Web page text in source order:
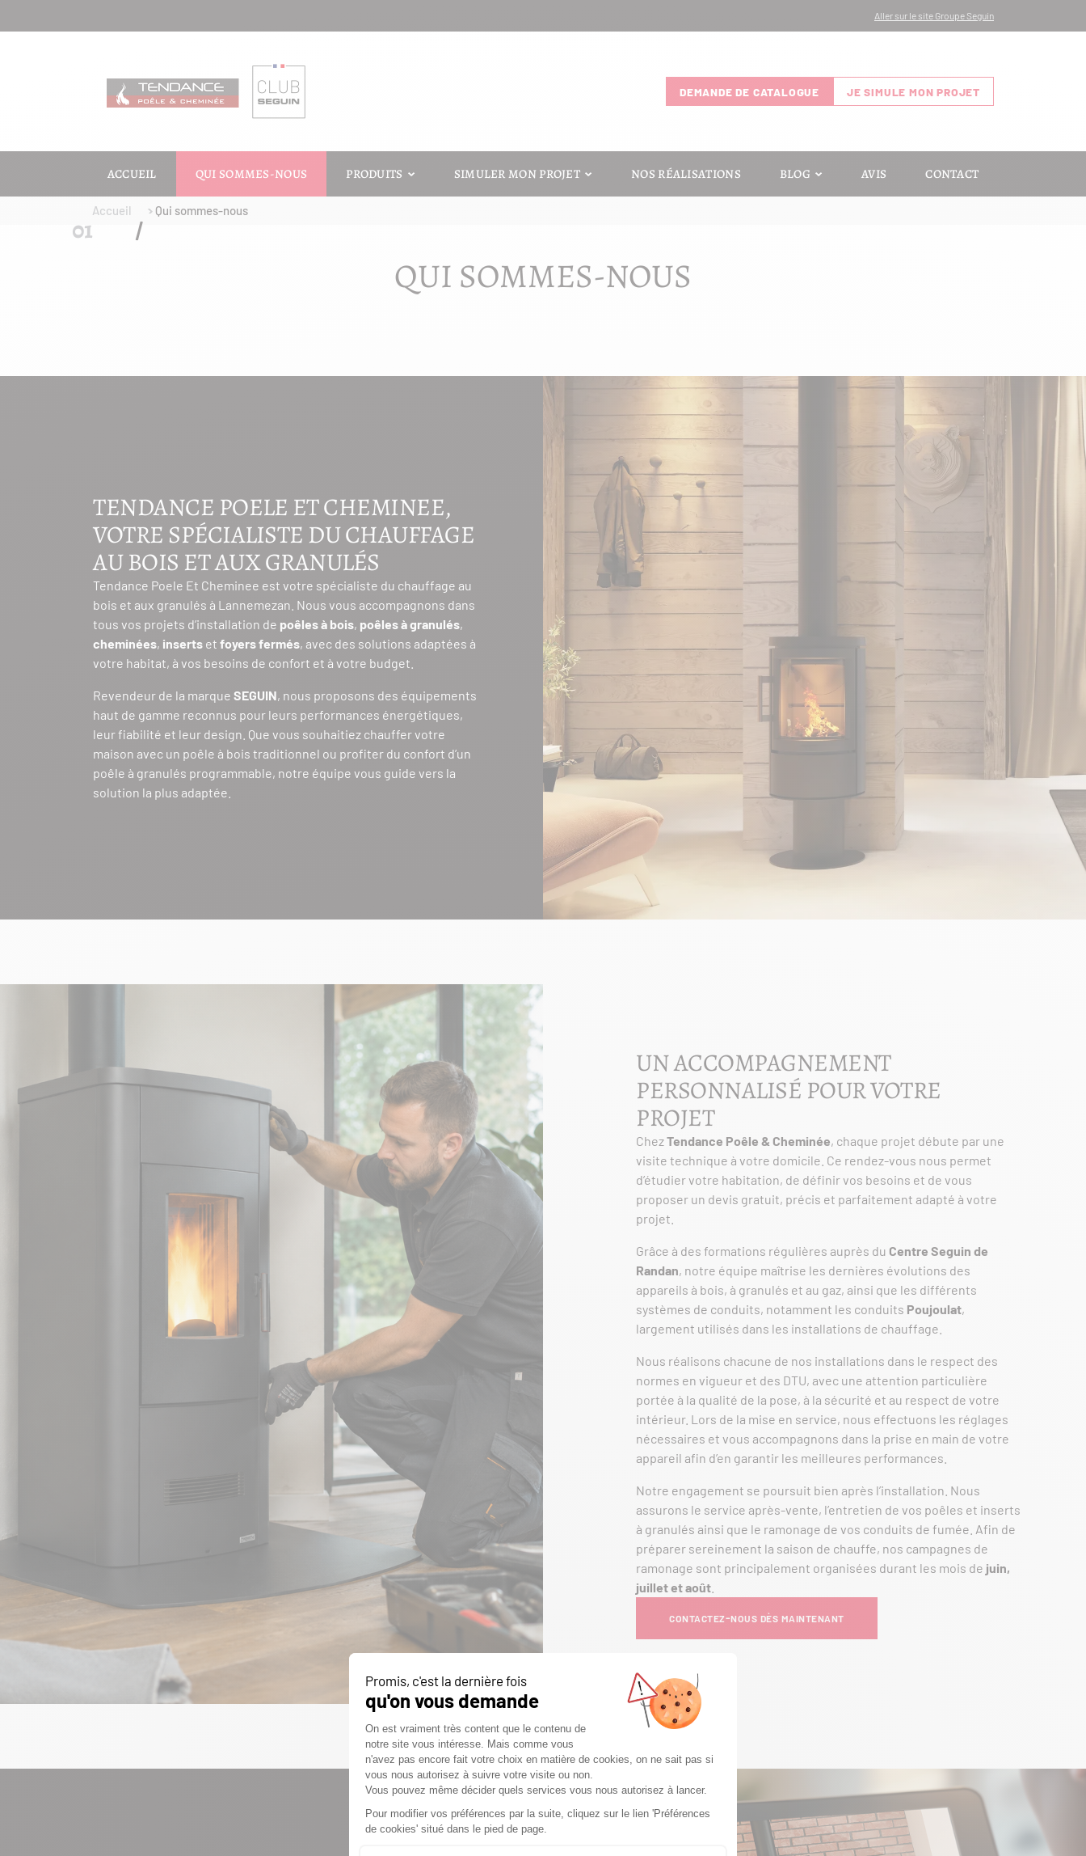
Aller sur le site Groupe Seguin
DEMANDE DE CATALOGUE JE SIMULE MON PROJET
ACCUEIL QUI SOMMES-NOUS PRODUITS SIMULER MON PROJET NOS RÉALISATIONS BLOG AVIS CONTACT
Accueil Qui sommes-nous
QUI SOMMES-NOUS
TENDANCE POELE ET CHEMINEE,
VOTRE SPÉCIALISTE DU CHAUFFAGE
AU BOIS ET AUX GRANULÉS
Tendance Poele Et Cheminee est votre spécialiste du chauffage au
bois et aux granulés à Lannemezan. Nous vous accompagnons dans
tous vos projets d’installation de poêles à bois, poêles à granulés,
cheminées, inserts et foyers fermés, avec des solutions adaptées à
votre habitat, à vos besoins de confort et à votre budget.
Revendeur de la marque SEGUIN, nous proposons des équipements
haut de gamme reconnus pour leurs performances énergétiques,
leur fiabilité et leur design. Que vous souhaitiez chauffer votre
maison avec un poêle à bois traditionnel ou profiter du confort d’un
poêle à granulés programmable, notre équipe vous guide vers la
solution la plus adaptée.
UN ACCOMPAGNEMENT
PERSONNALISÉ POUR VOTRE
PROJET
ChezTendance Poêle & Cheminée, chaque projet débute par une
visite technique à votre domicile. Ce rendez-vous nous permet
d’étudier votre habitation, de définir vos besoins et de vous
proposer un devis gratuit, précis et parfaitement adapté à votre
projet.
Grâce à des formations régulières auprès du Centre Seguin de
Randan, notre équipe maîtrise les dernières évolutions des
appareils à bois, à granulés et au gaz, ainsi que les différents
systèmes de conduits, notamment les conduits Poujoulat,
largement utilisés dans les installations de chauffage.
Nous réalisons chacune de nos installations dans le respect des
normes en vigueur et des DTU, avec une attention particulière
portée à la qualité de la pose, à la sécurité et au respect de votre
intérieur. Lors de la mise en service, nous effectuons les réglages
nécessaires et vous accompagnons dans la prise en main de votre
appareil afin d’en garantir les meilleures performances.
Notre engagement se poursuit bien après l’installation. Nous
assurons le service après-vente, l’entretien de vos poêles et inserts
à granulés ainsi que le ramonage de vos conduits de fumée. Afin de
préparer sereinement la saison de chauffe, nos campagnes de
ramonage sont principalement organisées durant les mois de juin,
juillet et août
CONTACTEZ-NOUS DÈS MAINTENANT